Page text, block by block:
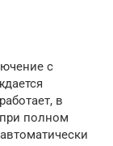
с
в
полном